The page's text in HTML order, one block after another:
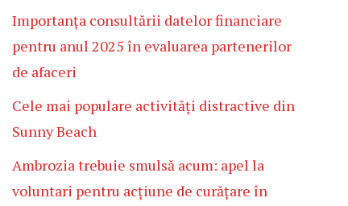
Importanța consultării datelor financiare
pentru anul 2025 în evaluarea partenerilor
de afaceri
Cele mai populare activități distractive din
Sunny Beach
Ambrozia trebuie smulsă acum: apel la
voluntari pentru acțiune de curățare în